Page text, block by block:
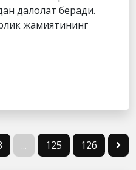
далолат беради.
жамиятининг
... 125 126